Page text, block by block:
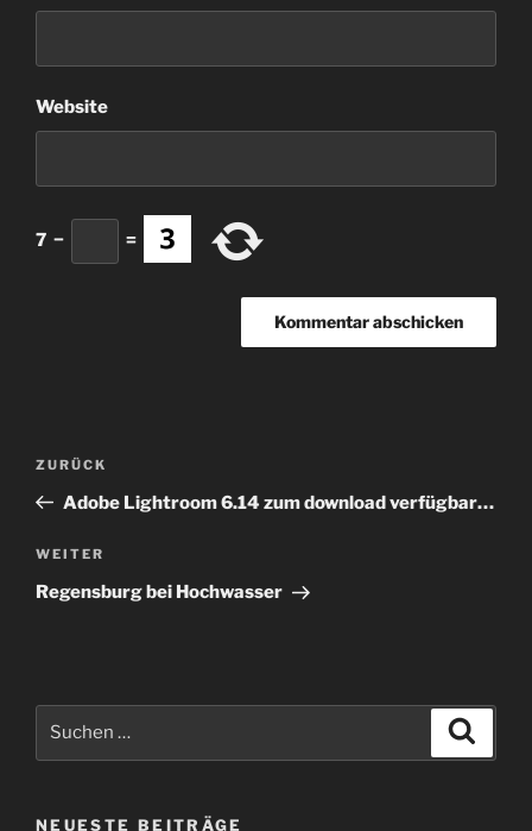
Website
7 − =
Beitragsnavigation
Vorheriger
Beitrag
ZURÜCK
Adobe Lightroom 6.14 zum download verfügbar…
Nächster
Beitrag
WEITER
Regensburg bei Hochwasser
NEUESTE BEITRÄGE